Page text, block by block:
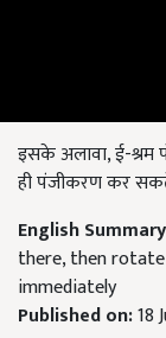
इसके अलावा, ई-श्रम
ही पंजीकरण कर
English
there, then
immediately
Published on:18